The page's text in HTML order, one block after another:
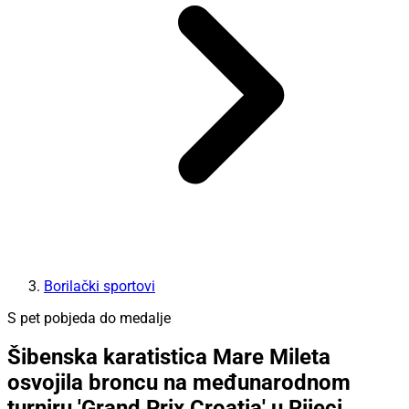
Borilački sportovi
S pet pobjeda do medalje
Šibenska karatistica Mare Mileta
osvojila broncu na međunarodnom